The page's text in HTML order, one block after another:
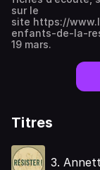
sur le
site https://
enfants-de-la-
19 mars.
Titres
3.